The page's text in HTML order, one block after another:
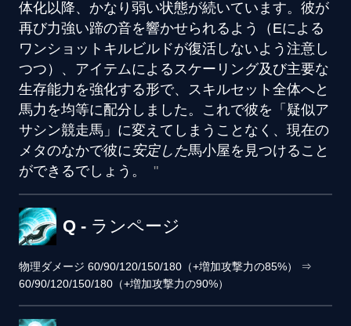
体化以降、かなり弱い状態が続いています。彼が
再び力強い蹄の音を響かせられるよう（Eによる
ワンショットキルビルドが復活しないよう注意し
つつ）、アイテムによるスケーリング及び主要な
生存能力を強化する形で、スキルセット全体へと
馬力を均等に配分しました。これで彼を「疑似ア
サシン競走馬」に変えてしまうことなく、現在の
メタのなかで彼に安定した馬小屋を見つけること
ができるでしょう。
Q - ランページ
物理ダメージ 60/90/120/150/180（+増加攻撃力の85%）
⇒
60/90/120/150/180（+増加攻撃力の90%）